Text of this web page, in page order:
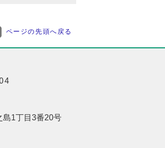
ページの先頭へ戻る
1丁目3番20号